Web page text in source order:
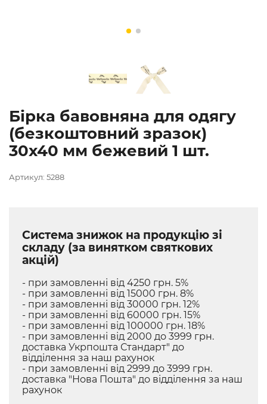
Бірка бавовняна для одягу
(безкоштовний зразок)
30х40 мм бежевий 1 шт.
Артикул: 5288
Система знижок на продукцію зі
складу (за винятком святкових
акцій)
- при замовленні від 4250 грн. 5%
- при замовленні від 15000 грн. 8%
- при замовленні від 30000 грн. 12%
- при замовленні від 60000 грн. 15%
- при замовленні від 100000 грн. 18%
- при замовленні від 2000 до 3999 грн.
доставка Укрпошта Стандарт" до
відділення за наш рахунок
- при замовленні від 2999 до 3999 грн.
доставка "Нова Пошта" до відділення за наш
рахунок